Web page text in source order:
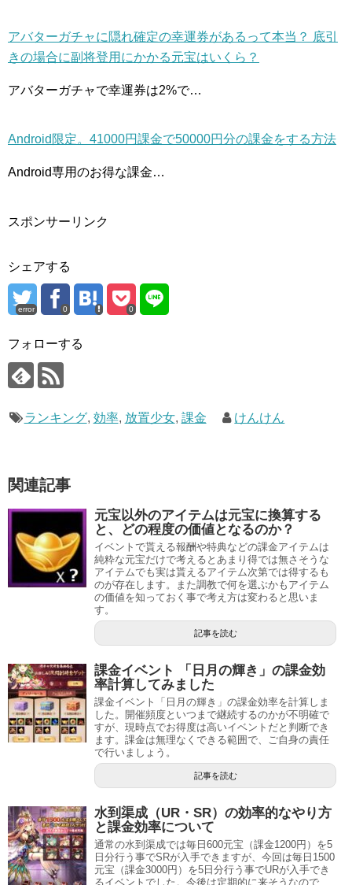
アバターガチャに隠れ確定の幸運券があるって本当？ 底引
きの場合に副将登用にかかる元宝はいくら？
アバターガチャで幸運券は2%で…
Android限定。41000円課金で50000円分の課金をする方法
Android専用のお得な課金…
スポンサーリンク
シェアする
error 0 0
フォローする
ランキング, 効率, 放置少女, 課金 けんけん
関連記事
元宝以外のアイテムは元宝に換算する
と、どの程度の価値となるのか？
イベントで貰える報酬や特典などの課金アイテムは
純粋な元宝だけで考えるとあまり得では無さそうな
アイテムでも実は貰えるアイテム次第では得するも
のが存在します。また調教で何を選ぶかもアイテム
の価値を知っておく事で考え方は変わると思いま
す。
記事を読む
課金イベント 「日月の輝き」の課金効
率計算してみました
課金イベント「日月の輝き」の課金効率を計算しま
した。開催頻度といつまで継続するのかが不明確で
すが、現時点でお得度は高いイベントだと判断でき
ます。課金は無理なくできる範囲で、ご自身の責任
で行いましょう。
記事を読む
水到渠成（UR・SR）の効率的なやり方
と課金効率について
通常の水到渠成では毎日600元宝（課金1200円）を5
日分行う事でSRが入手できますが、今回は毎日1500
元宝（課金3000円）を5日分行う事でURが入手でき
るイベントでした。今後は定期的に来そうなので、